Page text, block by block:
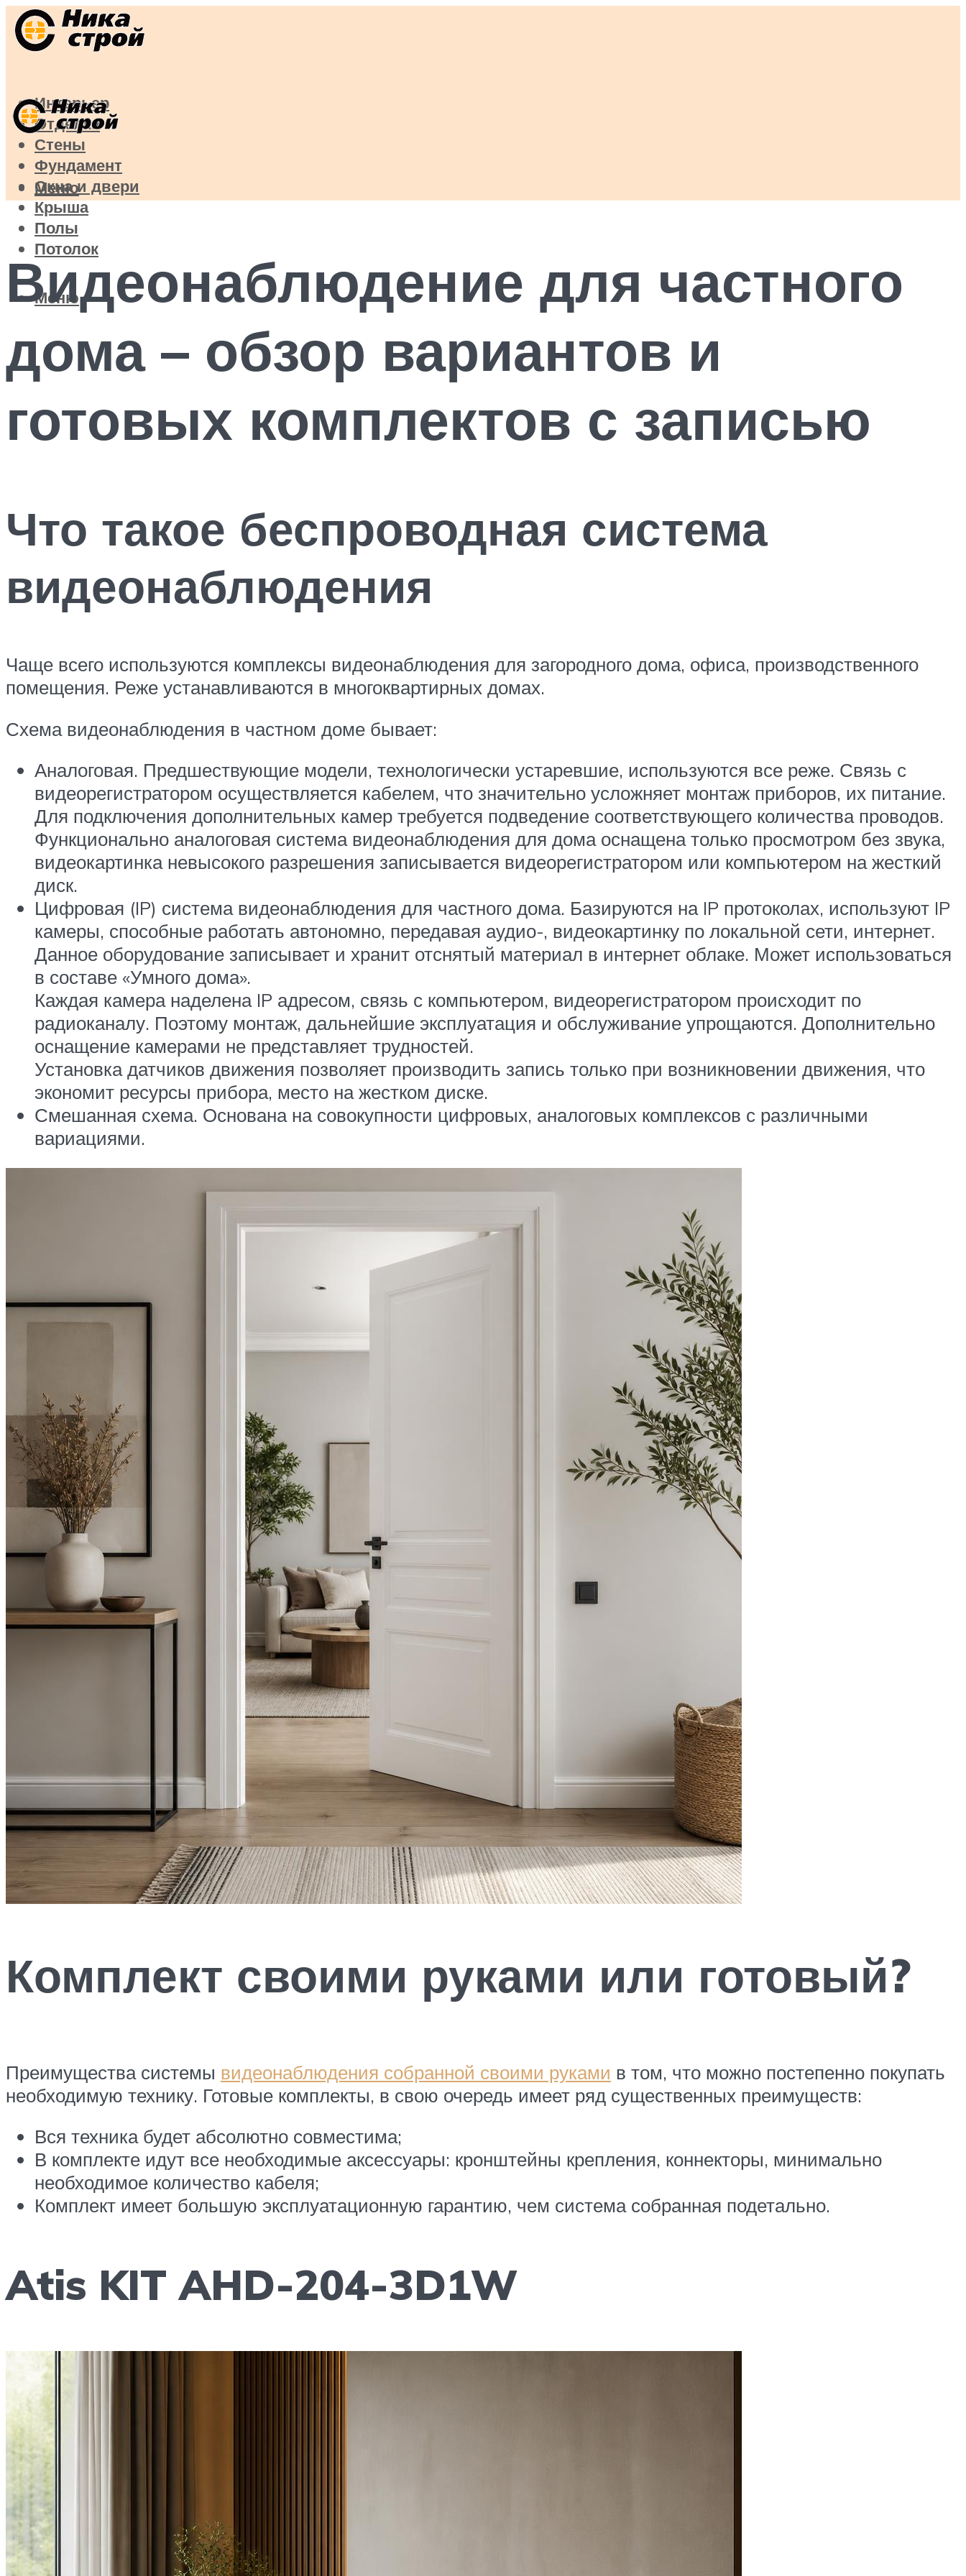
Интерьер
Отделка
Стены
Фундамент
Окна и двери
Крыша
Полы
Потолок
Меню
Меню
Видеонаблюдение для частного
дома – обзор вариантов и
готовых комплектов с записью
Что такое беспроводная система
видеонаблюдения
Чаще всего используются комплексы видеонаблюдения для загородного дома, офиса, производственного
помещения. Реже устанавливаются в многоквартирных домах.
Схема видеонаблюдения в частном доме бывает:
Аналоговая. Предшествующие модели, технологически устаревшие, используются все реже. Связь с
видеорегистратором осуществляется кабелем, что значительно усложняет монтаж приборов, их питание.
Для подключения дополнительных камер требуется подведение соответствующего количества проводов.
Функционально аналоговая система видеонаблюдения для дома оснащена только просмотром без звука,
видеокартинка невысокого разрешения записывается видеорегистратором или компьютером на жесткий
диск.
Цифровая (IP) система видеонаблюдения для частного дома. Базируются на IP протоколах, используют IP
камеры, способные работать автономно, передавая аудио-, видеокартинку по локальной сети, интернет.
Данное оборудование записывает и хранит отснятый материал в интернет облаке. Может использоваться
в составе «Умного дома».
Каждая камера наделена IP адресом, связь с компьютером, видеорегистратором происходит по
радиоканалу. Поэтому монтаж, дальнейшие эксплуатация и обслуживание упрощаются. Дополнительно
оснащение камерами не представляет трудностей.
Установка датчиков движения позволяет производить запись только при возникновении движения, что
экономит ресурсы прибора, место на жестком диске.
Смешанная схема. Основана на совокупности цифровых, аналоговых комплексов с различными
вариациями.
Комплект своими руками или готовый?
Преимущества системы видеонаблюдения собранной своими руками в том, что можно постепенно покупать
необходимую технику. Готовые комплекты, в свою очередь имеет ряд существенных преимуществ:
Вся техника будет абсолютно совместима;
В комплекте идут все необходимые аксессуары: кронштейны крепления, коннекторы, минимально
необходимое количество кабеля;
Комплект имеет большую эксплуатационную гарантию, чем система собранная подетально.
Atis KIT AHD-204-3D1W